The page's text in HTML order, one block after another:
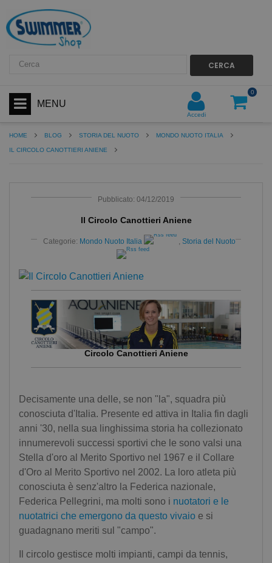
CERCA
MENU
0
Accedi
HOME BLOG STORIA DEL NUOTO MONDO NUOTO ITALIA
IL CIRCOLO CANOTTIERI ANIENE
Pubblicato: 04/12/2019
Il Circolo Canottieri Aniene
Categorie: Mondo Nuoto Italia , Storia del Nuoto
Circolo Canottieri Aniene
Decisamente una delle, se non "la", squadra più
conosciuta d'Italia. Presente ed attiva in Italia fin dagli
anni '30, nella sua linghissima storia ha collezionato
innumerevoli successi sportivi che le sono valsi una
Stella d'oro al Merito Sportivo nel 1967 e il Collare
d'Oro al Merito Sportivo nel 2002. La loro atleta più
conosciuta è senz'altro la Federica nazionale,
Federica Pellegrini, ma molti sono i nuotatori e le
nuotatrici che emergono da questo vivaio e si
guadagnano meriti sul "campo".
Il circolo gestisce molti impianti, campi da tennis,